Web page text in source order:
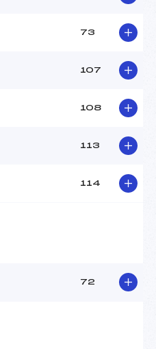
73
107
108
113
114
72